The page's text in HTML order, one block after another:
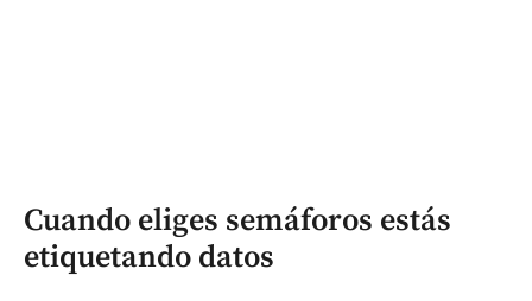
Cuando eliges semáforos estás
etiquetando datos